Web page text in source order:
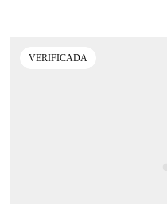
VERIFICADA